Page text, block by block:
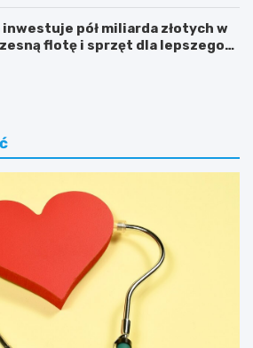
pół miliarda złotych w
flotę i sprzęt dla lepszego